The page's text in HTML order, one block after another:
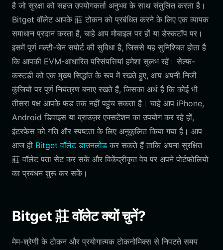
है जो सुरक्षा को सहज उपयोगकर्ता अनुभव के साथ संतुलित करता है।
Bitget वॉलेट आपके 莊 टोकन को प्रबंधित करने के लिए एक व्यापक
समाधान प्रदान करता है, चाहे आप मोबाइल पर हों या डेस्कटॉप पर।
इसमें पूर्ण मल्टी-चेन सपोर्ट की सुविधा है, जिससे यह सुनिश्चित होता है
कि आपकी EVM-आधारित परिसंपत्तियां हमेशा सुलभ रहें। सेल्फ-
कस्टडी को एक मुख्य सिद्धांत के रूप में रखते हुए, आप अपनी निजी
कुंजियों पर पूर्ण नियंत्रण बनाए रखते हैं, जिसका अर्थ है कि कोई भी
तीसरा पक्ष आपके फंड तक नहीं पहुंच सकता है। चाहे आप iPhone,
Android डिवाइस या ब्राउज़र एक्सटेंशन का उपयोग कर रहे हों,
इंटरफ़ेस को गति और स्पष्टता के लिए अनुकूलित किया गया है। आप
आज ही Bitget वॉलेट डाउनलोड कर सकते हैं ताकि अपना सुरक्षित
莊 वॉलेट पता सेट कर सकें और विकेंद्रीकृत वेब पर अपने पोर्टफोलियो
का प्रबंधन शुरू कर सकें।
Bitget 莊 वॉलेट क्यों चुनें?
मेम-श्रेणी के टोकन और प्रयोगात्मक टोकनोमिक्स से निपटते समय